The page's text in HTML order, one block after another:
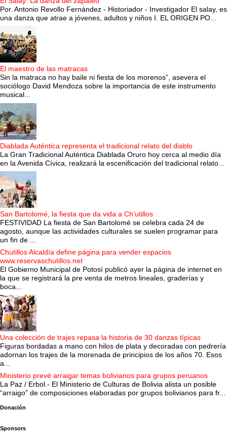
Por. Antonio Revollo Fernández - Historiador - Investigador El salay, es
una danza que atrae a jóvenes, adultos y niños I. EL ORIGEN PO...
El maestro de las matracas
Sin la matraca no hay baile ni fiesta de los morenos”, asevera el
sociólogo David Mendoza sobre la importancia de este instrumento
musical...
Diablada Auténtica representa el tradicional relato del diablo
La Gran Tradicional Auténtica Diablada Oruro hoy cerca al medio día
en la Avenida Cívica, realizará la escenificación del tradicional relato...
San Bartolomé, la fiesta que da vida a Ch'utillos
FESTIVIDAD La fiesta de San Bartolomé se celebra cada 24 de
agosto, aunque las actividades culturales se suelen programar para
un fin de ...
Chutillos Alcaldía define página para vender espacios
www.reservaschutillos.net
El Gobierno Municipal de Potosí publicó ayer la página de internet en
la que se registrará la pre venta de metros lineales, graderías y
boca...
Una colección de trajes repasa la historia de 30 danzas típicas
Figuras bordadas a mano con hilos de plata y decoradas con pedrería
adornan los trajes de la morenada de principios de los años 70. Esos
a...
Ministerio prevé arraigar temas bolivianos para grupos peruanos
La Paz / Erbol.- El Ministerio de Culturas de Bolivia alista un posible
“arraigo” de composiciones elaboradas por grupos bolivianos para fr...
Donación
Sponsors